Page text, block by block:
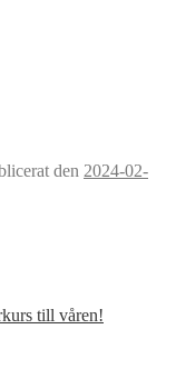
den 2024-02-
till våren!